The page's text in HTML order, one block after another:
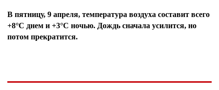
В пятницу, 9 апреля, температура воздуха составит всего
+8°С днем и +3°С ночью. Дождь сначала усилится, но
потом прекратится.